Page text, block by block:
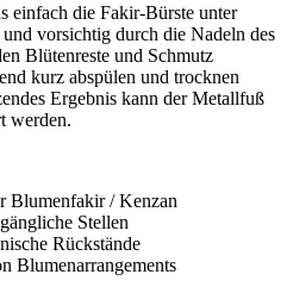
einfach die Fakir-Bürste unter
vorsichtig durch die Nadeln des
Blütenreste und Schmutz
kurz abspülen und trocknen
Ergebnis kann der Metallfuß
werden.
Blumenfakir / Kenzan
Stellen
Rückstände
Blumenarrangements